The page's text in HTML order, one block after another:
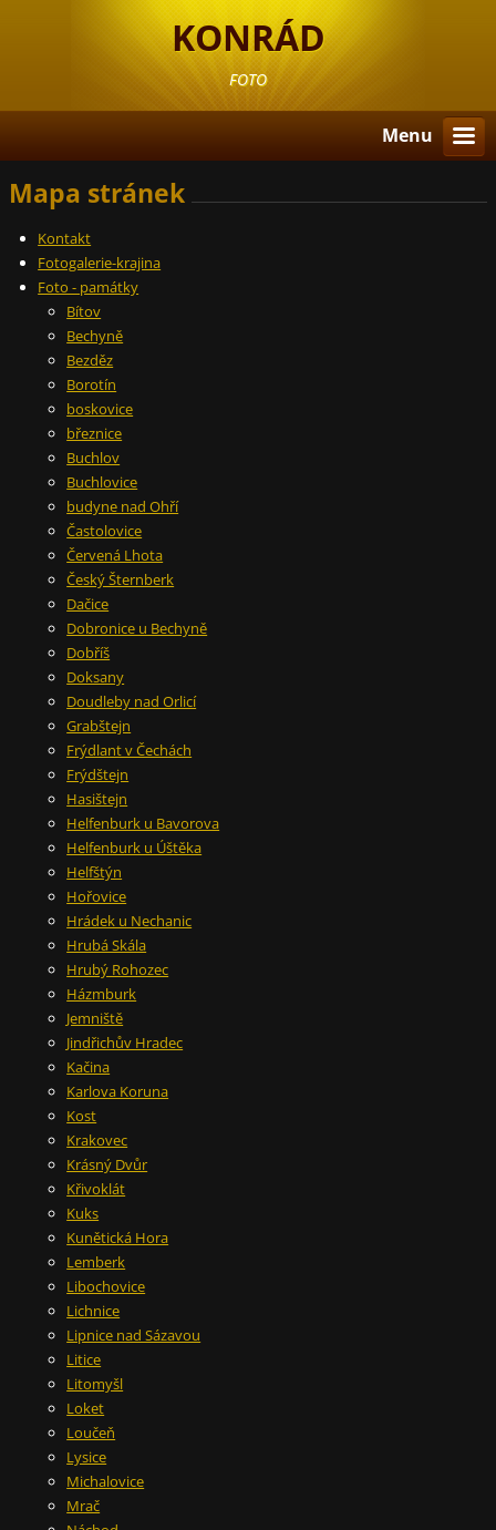
KONRÁD
FOTO
Menu
Mapa stránek
Kontakt
Fotogalerie-krajina
Foto - památky
Bítov
Bechyně
Bezděz
Borotín
boskovice
březnice
Buchlov
Buchlovice
budyne nad Ohří
Častolovice
Červená Lhota
Český Šternberk
Dačice
Dobronice u Bechyně
Dobříš
Doksany
Doudleby nad Orlicí
Grabštejn
Frýdlant v Čechách
Frýdštejn
Hasištejn
Helfenburk u Bavorova
Helfenburk u Úštěka
Helfštýn
Hořovice
Hrádek u Nechanic
Hrubá Skála
Hrubý Rohozec
Házmburk
Jemniště
Jindřichův Hradec
Kačina
Karlova Koruna
Kost
Krakovec
Krásný Dvůr
Křivoklát
Kuks
Kunětická Hora
Lemberk
Libochovice
Lichnice
Lipnice nad Sázavou
Litice
Litomyšl
Loket
Loučeň
Lysice
Michalovice
Mrač